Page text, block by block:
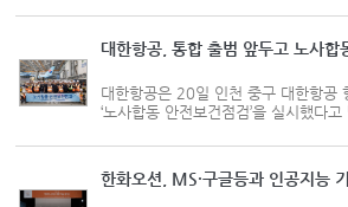
울산항의 핵심 교역국 중 하나로
전체 교역 물동량은...
대한항공, 통합 출범 앞두고 노사합
대한항공은 20일 인천 중구 대한항공
‘노사합동 안전보건점검’을 실시했다
항공기 정비 과정에서 발생할 수 있는
예방하고자 항공기 정...
한화오션, MS·구글등과 인공지능